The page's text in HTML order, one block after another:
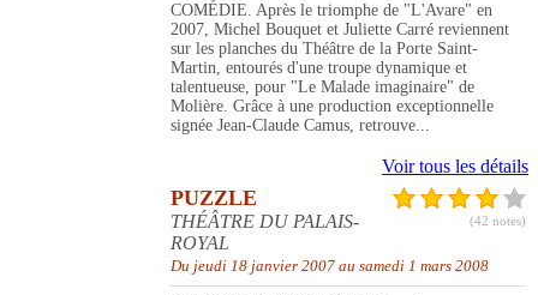
COMÉDIE. Après le triomphe de "L'Avare" en
2007, Michel Bouquet et Juliette Carré reviennent
sur les planches du Théâtre de la Porte Saint-
Martin, entourés d'une troupe dynamique et
talentueuse, pour "Le Malade imaginaire" de
Molière. Grâce à une production exceptionnelle
signée Jean-Claude Camus, retrouve...
Voir tous les détails
(42 notes)
PUZZLE
THÉÂTRE DU PALAIS-
ROYAL
Du jeudi 18 janvier 2007 au samedi 1 mars 2008